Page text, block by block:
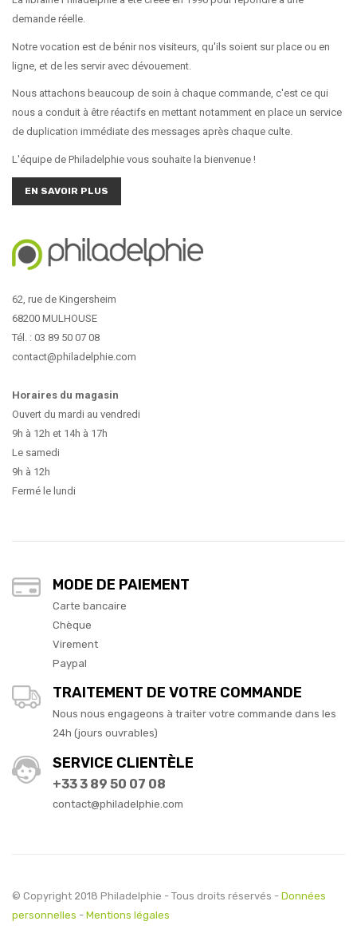
demande réelle.
Notre vocation est de bénir nos visiteurs, qu'ils soient sur place ou en
ligne, et de les servir avec dévouement.
Nous attachons beaucoup de soin à chaque commande, c'est ce qui
nous a conduit à être réactifs en mettant notamment en place un service
de duplication immédiate des messages après chaque culte.
L'équipe de Philadelphie vous souhaite la bienvenue !
EN SAVOIR PLUS
62, rue de Kingersheim
68200 MULHOUSE
Tél. : 03 89 50 07 08
contact@philadelphie.com
Horaires du magasin
Ouvert du mardi au vendredi
9h à 12h et 14h à 17h
Le samedi
9h à 12h
Fermé le lundi
MODE DE PAIEMENT
Carte bancaire
Chèque
Virement
Paypal
TRAITEMENT DE VOTRE COMMANDE
Nous nous engageons à traiter votre commande dans les
24h (jours ouvrables)
SERVICE CLIENTÈLE
+33 3 89 50 07 08
contact@philadelphie.com
© Copyright 2018 Philadelphie - Tous droits réservés - Données
personnelles - Mentions légales